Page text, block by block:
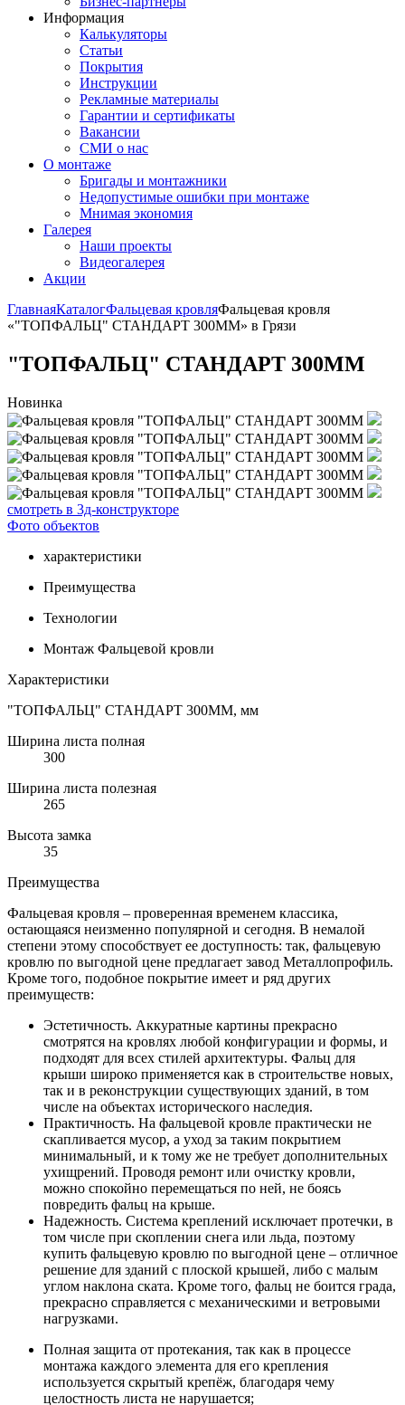
Информация
Калькуляторы
Статьи
Покрытия
Инструкции
Рекламные материалы
Гарантии и сертификаты
Вакансии
СМИ о нас
О монтаже
Бригады и монтажники
Недопустимые ошибки при монтаже
Мнимая экономия
Галерея
Наши проекты
Видеогалерея
Акции
ГлавнаяКаталогФальцевая кровляФальцевая кровля
«"ТОПФАЛЬЦ" СТАНДАРТ 300ММ» в Грязи
"ТОПФАЛЬЦ" СТАНДАРТ 300ММ
Новинка
смотреть в 3д-конструкторе
Фото объектов
характеристики
Преимущества
Технологии
Монтаж Фальцевой кровли
Характеристики
"ТОПФАЛЬЦ" СТАНДАРТ 300ММ, мм
Ширина листа полная
300
Ширина листа полезная
265
Высота замка
35
Преимущества
Фальцевая кровля – проверенная временем классика,
остающаяся неизменно популярной и сегодня. В немалой
степени этому способствует ее доступность: так, фальцевую
кровлю по выгодной цене предлагает завод Металлопрофиль.
Кроме того, подобное покрытие имеет и ряд других
преимуществ:
Эстетичность. Аккуратные картины прекрасно
смотрятся на кровлях любой конфигурации и формы, и
подходят для всех стилей архитектуры. Фальц для
крыши широко применяется как в строительстве новых,
так и в реконструкции существующих зданий, в том
числе на объектах исторического наследия.
Практичность. На фальцевой кровле практически не
скапливается мусор, а уход за таким покрытием
минимальный, и к тому же не требует дополнительных
ухищрений. Проводя ремонт или очистку кровли,
можно спокойно перемещаться по ней, не боясь
повредить фальц на крыше.
Надежность. Система креплений исключает протечки, в
том числе при скоплении снега или льда, поэтому
купить фальцевую кровлю по выгодной цене – отличное
решение для зданий с плоской крышей, либо с малым
углом наклона ската. Кроме того, фальц не боится града,
прекрасно справляется с механическими и ветровыми
нагрузками.
Полная защита от протекания, так как в процессе
монтажа каждого элемента для его крепления
используется скрытый крепёж, благодаря чему
целостность листа не нарушается;